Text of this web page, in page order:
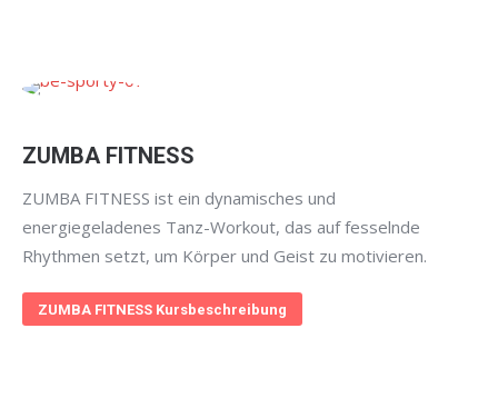
ZUMBA FITNESS
ZUMBA FITNESS ist ein dynamisches und
energiegeladenes Tanz-Workout, das auf fesselnde
Rhythmen setzt, um Körper und Geist zu motivieren.
ZUMBA FITNESS Kursbeschreibung